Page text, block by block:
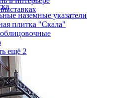
наземные указатели
плитка "Скала"
ещё 2